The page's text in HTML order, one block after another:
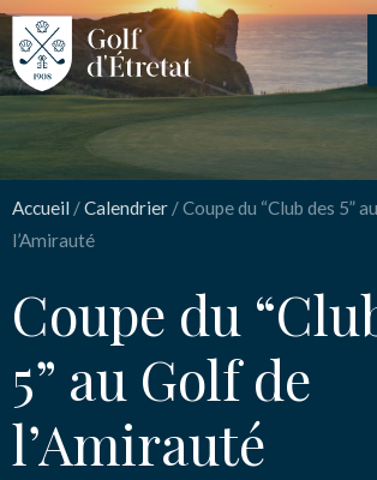
Accueil /Calendrier /Coupe du “Club des 5”
l’Amirauté
Coupe du
5” au Golf de
l’Amirauté
CLUB
CLUB HOUSE
NOS TARIFS
SPORT
ENSEIGNEMENT
INSCRIPTION
Coupe du “Club
au Golf de
Nom*